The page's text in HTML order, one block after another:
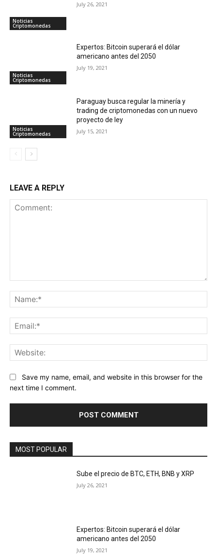
Noticias
Criptomonedas
July 26, 2021
Noticias
Criptomonedas
Expertos: Bitcoin superará el dólar
americano antes del 2050
July 19, 2021
Noticias
Criptomonedas
Paraguay busca regular la minería y
trading de criptomonedas con un nuevo
proyecto de ley
July 15, 2021
LEAVE A REPLY
Save my name, email, and website in this browser for the
next time I comment.
MOST POPULAR
Sube el precio de BTC, ETH, BNB y XRP
July 26, 2021
Expertos: Bitcoin superará el dólar
americano antes del 2050
July 19, 2021